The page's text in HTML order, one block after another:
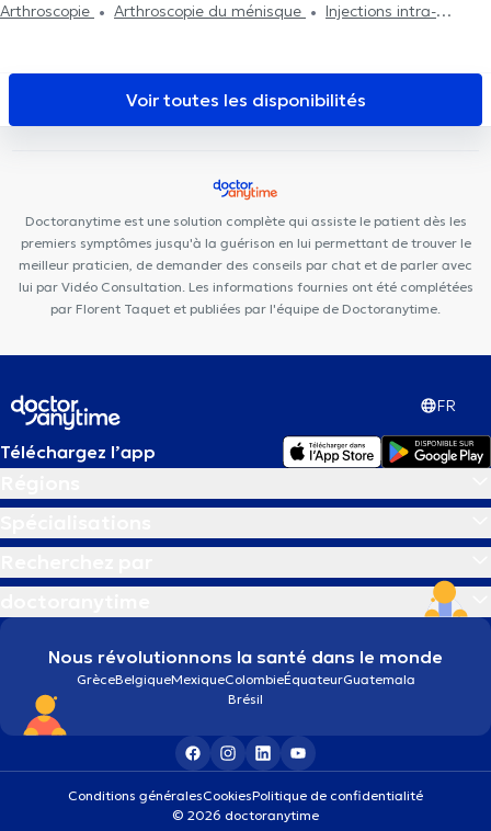
Nova Dental
Bel-Air Médical
Cabinet Dr Strang Mike
Maître
L'Arbri 🌳 Le Ravel Centre Médical Le Ravel
Centre
de Santé Holistique
Centre Edumotion
Cabinet Médical
Asaftei
Arthroscopie
Arthroscopie du ménisque
Injections intra-
Voir toutes les disponibilités
Doctoranytime est une solution complète qui assiste le patient dès les
premiers symptômes jusqu'à la guérison en lui permettant de trouver le
meilleur praticien, de demander des conseils par chat et de parler avec
lui par Vidéo Consultation. Les informations fournies ont été complétées
par Florent Taquet et publiées par l'équipe de Doctoranytime.
FR
Téléchargez l’app
Nous révolutionnons la santé dans le monde
GrèceBelgiqueMexiqueColombieÉquateurGuatemala
Brésil
Conditions généralesCookiesPolitique de confidentialité
© 2026 doctoranytime